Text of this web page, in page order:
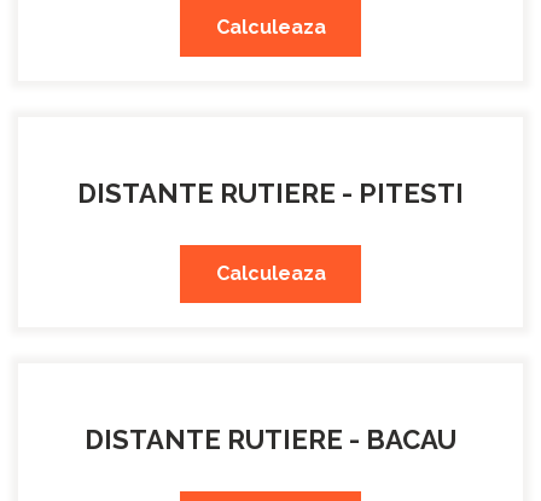
Calculeaza
DISTANTE RUTIERE - PITESTI
Calculeaza
DISTANTE RUTIERE - BACAU